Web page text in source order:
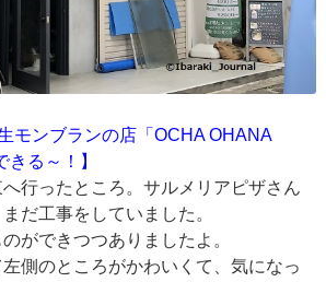
モンブランの店「OCHA OHANA
る～！】
行ったところ。サルメリアピザさん
だ工事をしていました。
ができつつありましたよ。
側のところがかわいくて、気になっ